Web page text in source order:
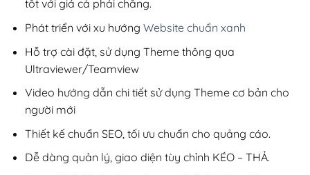
tốt với giá cả phải chăng.
Phát triển với xu hướng Website chuẩn xanh
Hỗ trợ cài đặt, sử dụng Theme thông qua
Ultraviewer/Teamview
Video hướng dẫn chi tiết sử dụng Theme cơ bản cho
người mới
Thiết kế chuẩn SEO, tối ưu chuẩn cho quảng cáo.
Dễ dàng quản lý, giao diện tùy chỉnh KÉO – THẢ.